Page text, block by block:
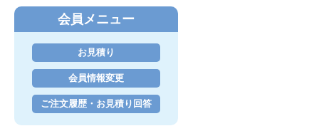
会員メニュー
お見積り
会員情報変更
ご注文履歴・お見積り回答